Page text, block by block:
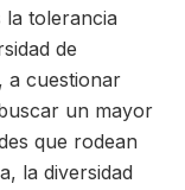
tolerancia
de
a cuestionar
un mayor
que rodean
la diversidad